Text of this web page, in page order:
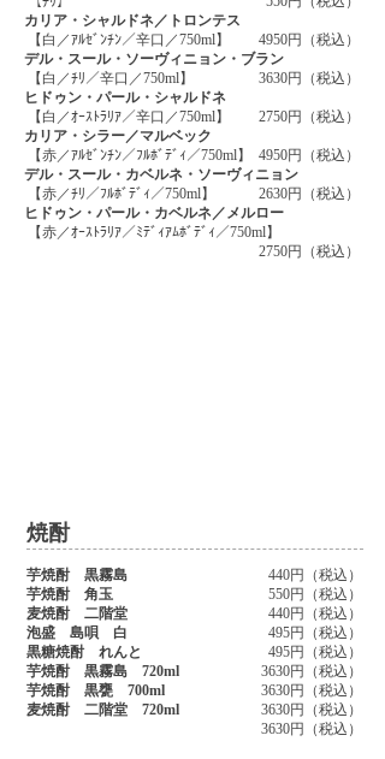
カリア・シャルドネ／トロンテス
【白／ｱﾙｾﾞﾝﾁﾝ／辛口／750ml】
デル・スール・ソーヴィニョン ・ブラン
【白／ﾁﾘ／辛口／750ml】
ヒドゥン・パール・シャルドネ
【白／ｵｰｽﾄﾗﾘｱ／辛口／750ml】
カリア・シラー／マルベック
【赤／ｱﾙｾﾞﾝﾁﾝ／ﾌﾙﾎﾞﾃﾞｨ／750ml】
デル・スール・カベルネ ・ソーヴィニョン
【赤／ﾁﾘ／ﾌﾙﾎﾞﾃﾞｨ／750ml】
ヒドゥン・パール・カベルネ ／メルロー
【赤／ｵｰｽﾄﾗﾘｱ／ﾐﾃﾞｨｱﾑﾎﾞﾃﾞｨ／750ml】
4950円（税込）
3630円（税込）
2750円（税込）
4950円（税込）
2630円（税込）
2750円（税込）
焼酎
芋焼酎 黒霧島
芋焼酎 角玉
麦焼酎 二階堂
泡盛 島唄 白
黒糖焼酎 れんと
芋焼酎 黒霧島 720ml
芋焼酎 黒甕 700ml
麦焼酎 二階堂 720ml
440円（税込）
550円（税込）
440円（税込）
495円（税込）
495円（税込）
3630円（税込）
3630円（税込）
3630円（税込）
3630円（税込）